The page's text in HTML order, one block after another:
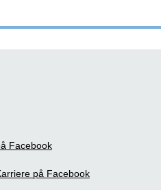
Facebook
på Facebook